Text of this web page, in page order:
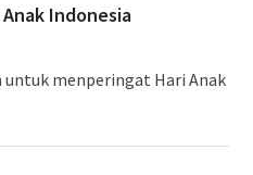
Anak Indonesia
menperingat Hari Anak